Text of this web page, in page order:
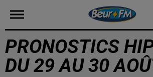
PRONOSTICS
DU 29 AU 30